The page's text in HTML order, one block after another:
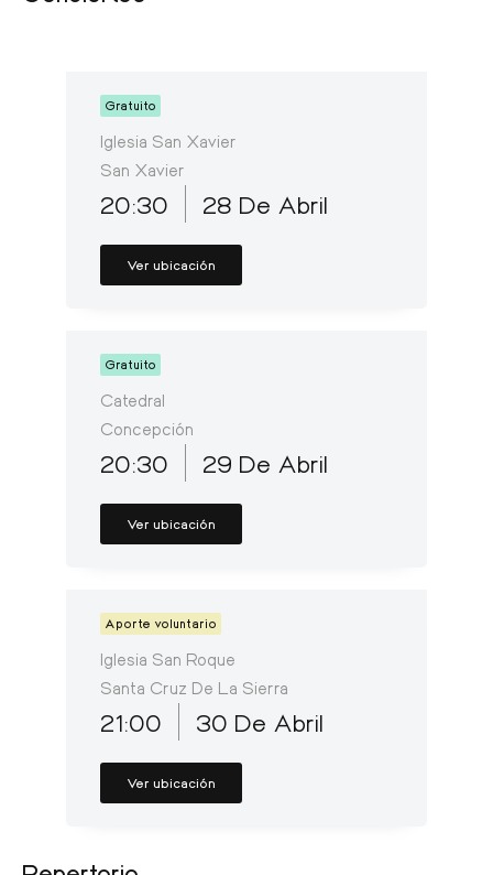
Gratuito
Iglesia San Xavier
San Xavier
20:30 28 De Abril
Ver ubicación
Gratuito
Catedral
Concepción
20:30 29 De Abril
Ver ubicación
Aporte voluntario
Iglesia San Roque
Santa Cruz De La Sierra
21:00 30 De Abril
Ver ubicación